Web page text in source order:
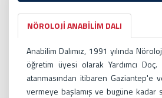
NÖROLOJİ ANABİLİM DALI
Anabilim Dalımız, 1991 yılında
öğretim üyesi olarak Yardımcı Doç.
atanmasından itibaren Gaziantep'e
vermeye başlamış ve bugüne kadar